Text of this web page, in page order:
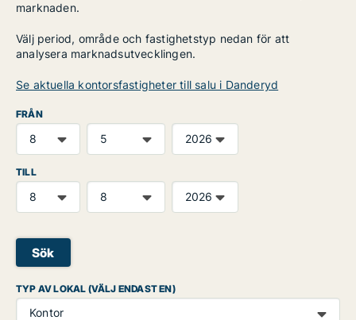
marknaden.
Välj period, område och fastighetstyp nedan för att
analysera marknadsutvecklingen.
Se aktuella kontorsfastigheter till salu i Danderyd
FRÅN
TILL
Sök
TYP AV LOKAL (VÄLJ ENDAST EN)
Kontor